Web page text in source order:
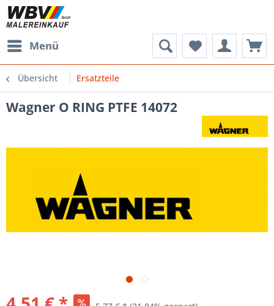
Menü
Übersicht Ersatzteile
Wagner O RING PTFE 14072